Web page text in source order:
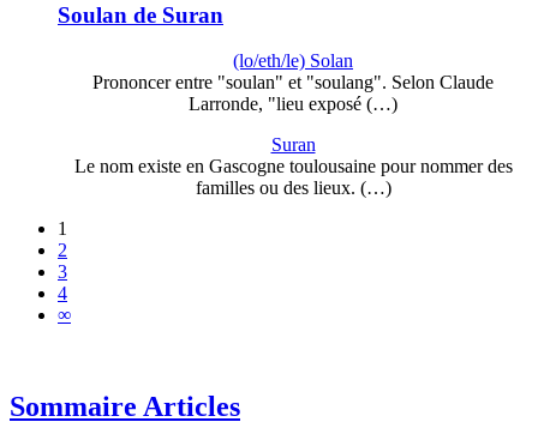
Soulan de Suran
(lo/eth/le) Solan
Prononcer entre "soulan" et "soulang". Selon Claude
Larronde, "lieu exposé (…)
Suran
Le nom existe en Gascogne toulousaine pour nommer des
familles ou des lieux. (…)
1
2
3
4
∞
Sommaire Articles